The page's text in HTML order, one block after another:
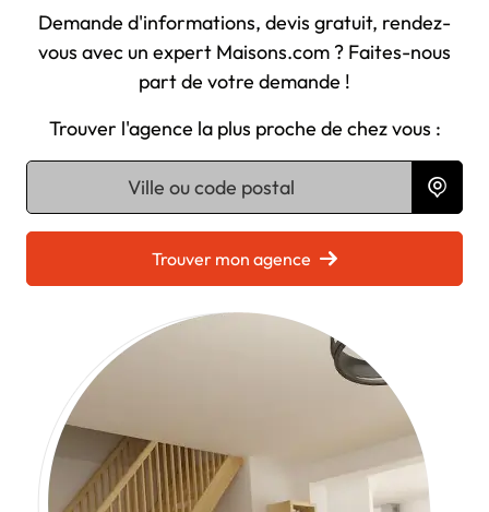
Demande d'informations, devis gratuit, rendez-
vous avec un expert Maisons.com ? Faites-nous
part de votre demande !
Trouver l'agence la plus proche de chez vous :
Chargement...
Trouver mon agence